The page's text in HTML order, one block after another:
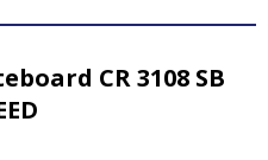
CR 3108 SB